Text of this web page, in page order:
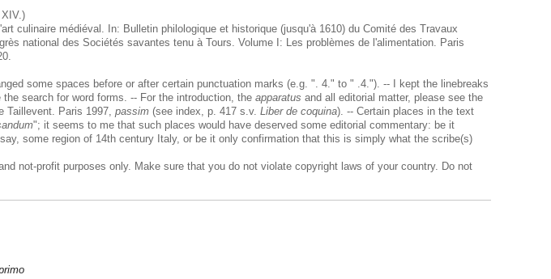
culinaire médiéval. In: Bulletin philologique et historique (jusqu'à 1610) du Comité des Travaux
national des Sociétés savantes tenu à Tours. Volume I: Les problèmes de l'alimentation. Paris
some spaces before or after certain punctuation marks (e.g. ". 4." to " .4."). -- I kept the linebreaks
search for word forms. -- For the introduction, theapparatus and all editorial matter, please see the
Taillevent. Paris 1997,passim (see index, p. 417 s.v.Liber de coquina). -- Certain places in the text
"; it seems to me that such places would have deserved some editorial commentary: be it
some region of 14th century Italy, or be it only confirmation that this is simply what the scribe(s)
not-profit purposes only. Make sure that you do not violate copyright laws of your country. Do not